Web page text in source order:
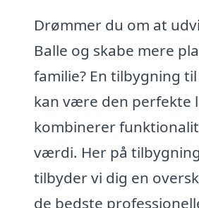
Drømmer du om at
Balle og skabe mere
familie? En tilbygning
kan være den perfekte
kombinerer
værdi. Her på
tilbyder vi dig en
de bedste